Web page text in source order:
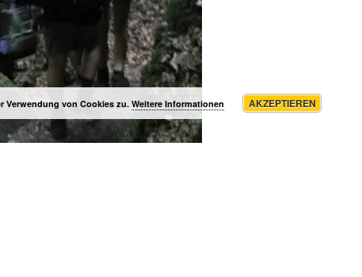
Verwendung von Cookies zu. Weitere Informationen AKZEPTIEREN